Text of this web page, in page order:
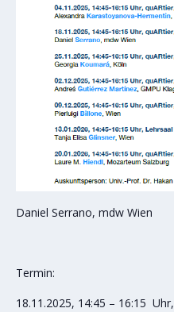
Daniel Serrano, mdw Wien
Termin:
18.11.2025, 14:45 – 16:15